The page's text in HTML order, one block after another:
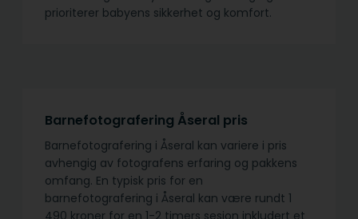
prioriterer babyens sikkerhet og komfort.
Barnefotografering Åseral pris
Barnefotografering i Åseral kan variere i pris
avhengig av fotografens erfaring og pakkens
omfang. En typisk pris for en
barnefotografering i Åseral kan være rundt 1